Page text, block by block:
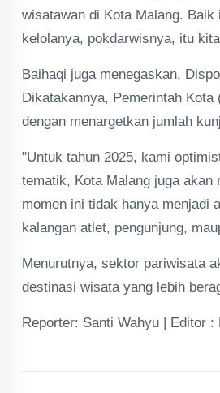
wisatawan di Kota Malang.
kelolanya, pokdarwisnya, itu
Baihaqi juga menegaskan,
Dikatakannya, Pemerintah
dengan menargetkan jumlah
"Untuk tahun 2025, kami
tematik, Kota Malang juga akan
momen ini tidak hanya menjadi
kalangan atlet, pengunjung,
Menurutnya, sektor pariwisata
destinasi wisata yang lebih
Reporter: Santi Wahyu | Editor :